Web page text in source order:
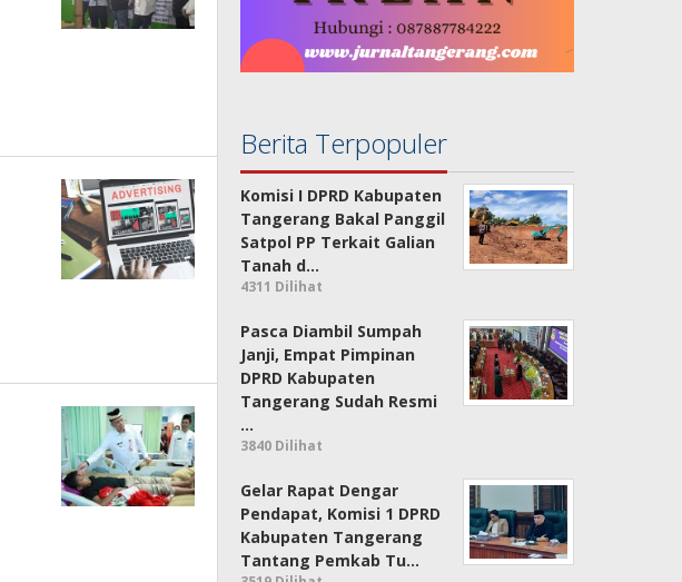
Berita Terpopuler
Komisi I DPRD Kabupaten
Tangerang Bakal Panggil
Satpol PP Terkait Galian
Tanah d…
4311 Dilihat
Pasca Diambil Sumpah
Janji, Empat Pimpinan
DPRD Kabupaten
Tangerang Sudah Resmi
…
3840 Dilihat
Gelar Rapat Dengar
Pendapat, Komisi 1 DPRD
Kabupaten Tangerang
Tantang Pemkab Tu…